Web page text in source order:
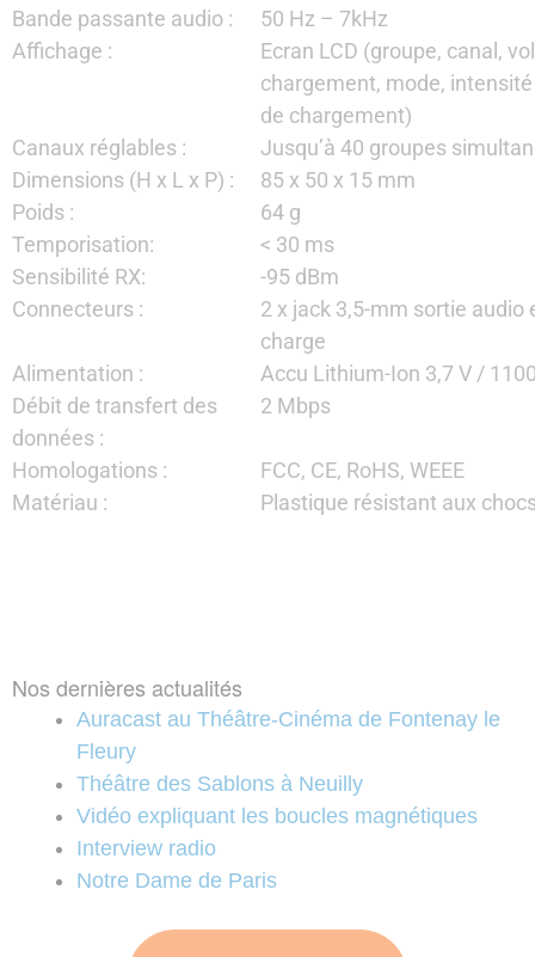
Bande passante audio :
50 Hz – 7kHz
Affichage :
Ecran LCD (groupe, canal,
chargement, mode,
de chargement)
Canaux réglables :
Jusqu’à 40 groupes
Dimensions (H x L x P) :
85 x 50 x 15 mm
Poids :
64 g
Temporisation:
< 30 ms
Sensibilité RX:
-95 dBm
Connecteurs :
2 x jack 3,5-mm sortie audio
charge
Alimentation :
Accu Lithium-Ion 3,7 V /
Débit de transfert des
données :
2 Mbps
Homologations :
FCC, CE, RoHS, WEEE
Matériau :
Plastique résistant aux
Nos dernières actualités
Auracast au Théâtre-Cinéma de Fontenay le
Fleury
Théâtre des Sablons à Neuilly
Vidéo expliquant les boucles magnétiques
Interview radio
Notre Dame de Paris